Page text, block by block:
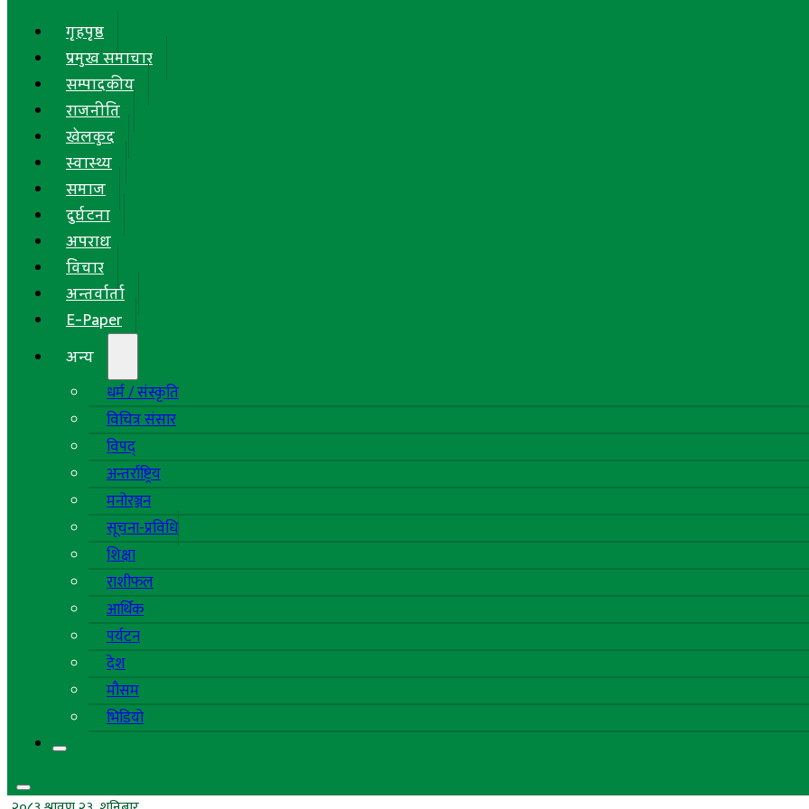
गृहपृष्ठ
प्रमुख समाचार
सम्पादकीय
राजनीति
खेलकुद
स्वास्थ्य
समाज
दुर्घटना
अपराध
विचार
अन्तर्वार्ता
E-Paper
अन्य
धर्म / संस्कृति
विचित्र संसार
विपद्
अन्तर्राष्ट्रिय
मनोरञ्जन
सूचना-प्रविधि
शिक्षा
राशीफल
आर्थिक
पर्यटन
देश
मौसम
भिडियो